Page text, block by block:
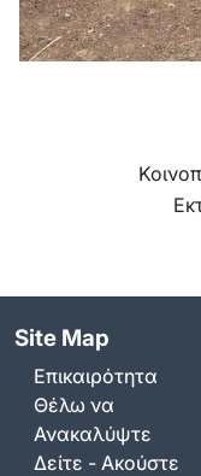
Site Map
Επικαιρότητα
Θέλω να
Ανακαλύψτε
Δείτε - Ακούστε